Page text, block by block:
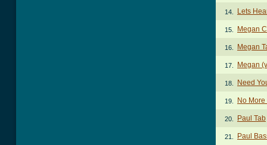
14. Lets
15. Megan
16. Megan
17. Megan
18. Need
19. No
20. Paul Tab
21. Paul